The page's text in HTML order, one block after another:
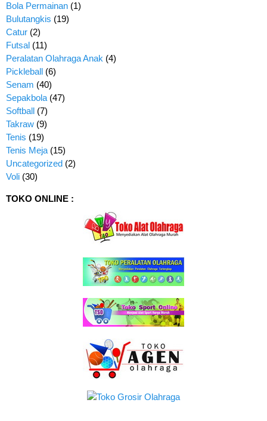
Bola Permainan (1)
Bulutangkis (19)
Catur (2)
Futsal (11)
Peralatan Olahraga Anak (4)
Pickleball (6)
Senam (40)
Sepakbola (47)
Softball (7)
Takraw (9)
Tenis (19)
Tenis Meja (15)
Uncategorized (2)
Voli (30)
TOKO ONLINE :